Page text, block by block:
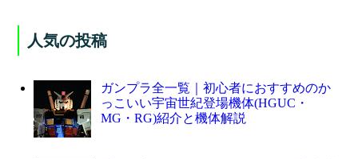
人気の投稿
ガンプラ全一覧｜初心者におすすめのか
っこいい宇宙世紀登場機体(HGUC・
MG・RG)紹介と機体解説